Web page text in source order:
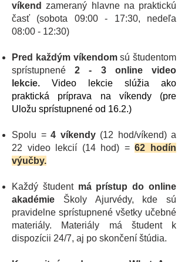
víkend zameraný hlavne na praktickú
časť (sobota 09:00 - 17:30, nedeľa
08:00 - 12:30)
Pred každým víkendomsú študentom
sprístupnené 2 - 3 online video
lekcie. Video lekcie slúžia ako
praktická príprava na víkendy (pre
Uložu sprístupnené od 16.2.)
Spolu = 4 víkendy(12 hod/víkend) a
22 video lekcií (14 hod) = 62 hodín
výučby.
Každý študent má prístup do online
akadémie Školy Ajurvédy, kde sú
pravidelne sprístupnené všetky učebné
materiály. Materiály má študent k
dispozícii 24/7, aj po skončení štúdia.